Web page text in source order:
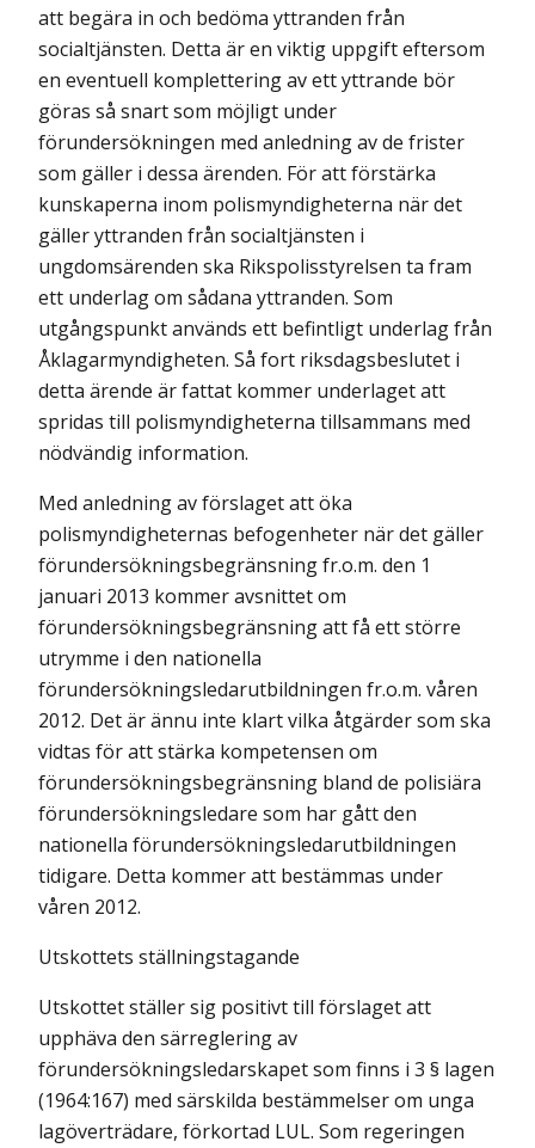
att begära in och bedöma yttranden från
socialtjänsten. Detta är en viktig uppgift eftersom
en eventuell komplettering av ett yttrande bör
göras så snart som möjligt under
förundersökningen med anledning av de frister
som gäller i dessa ärenden. För att förstärka
kunskaperna inom polismyndigheterna när det
gäller yttranden från socialtjänsten i
ungdomsärenden ska Rikspolisstyrelsen ta fram
ett underlag om sådana yttranden. Som
utgångspunkt används ett befintligt underlag från
Åklagarmyndigheten. Så fort riksdagsbeslutet i
detta ärende är fattat kommer underlaget att
spridas till polismyndigheterna tillsammans med
nödvändig information.
Med anledning av förslaget att öka
polismyndigheternas befogenheter när det gäller
förundersökningsbegränsning fr.o.m. den 1
januari 2013 kommer avsnittet om
förundersökningsbegränsning att få ett större
utrymme i den nationella
förundersökningsledarutbildningen fr.o.m. våren
2012. Det är ännu inte klart vilka åtgärder som ska
vidtas för att stärka kompetensen om
förundersökningsbegränsning bland de polisiära
förundersökningsledare som har gått den
nationella förundersökningsledarutbildningen
tidigare. Detta kommer att bestämmas under
våren 2012.
Utskottets ställningstagande
Utskottet ställer sig positivt till förslaget att
upphäva den särreglering av
förundersökningsledarskapet som finns i 3 § lagen
(1964:167) med särskilda bestämmelser om unga
lagöverträdare, förkortad LUL. Som regeringen